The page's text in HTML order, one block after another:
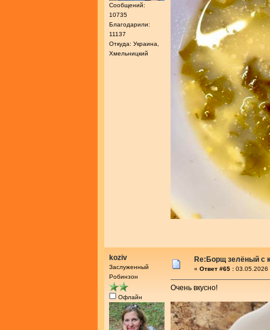
Сообщений:
10735
Благодарили:
11137
Откуда: Украина,
Хмельницкий
koziv
Заслуженный
Робинзон
Офлайн
Re:Борщ зелёный с
« Ответ #65 : 03.05.2026
Очень вкусно!